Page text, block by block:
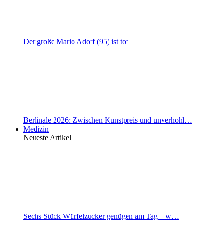
Der große Mario Adorf (95) ist tot
Berlinale 2026: Zwischen Kunstpreis und unverhohl…
Medizin
Neueste Artikel
Sechs Stück Würfelzucker genügen am Tag – w…